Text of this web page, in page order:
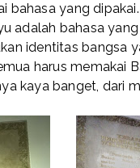
bahasa yang
adalah bahasa
identitas bangsa
harus memakai
kaya banget, dari